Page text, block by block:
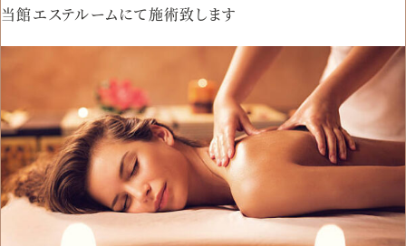
当館エステルームにて施術致します